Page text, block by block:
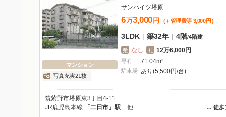
マンション
写真充実21枚
サンハイツ塔原
6万3,000 円 (＋管理費等 3,000 円 )
3LDK | 築32年 | 4階/4階建
敷 なし 礼 12万6,000円
専有 71.04m²
駐車場 あり(5,500円/台)
筑紫野市塔原東3丁目4-11
… 徒歩
JR鹿児島本線 「二日市」駅 他